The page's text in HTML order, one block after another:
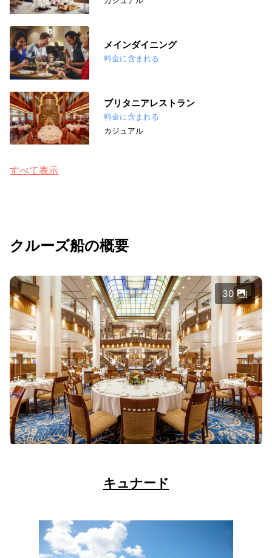
メインダイニング
料金に含まれる
ブリタニアレストラン
料金に含まれる
カジュアル
すべて表示
クルーズ船の概要
30
キュナード